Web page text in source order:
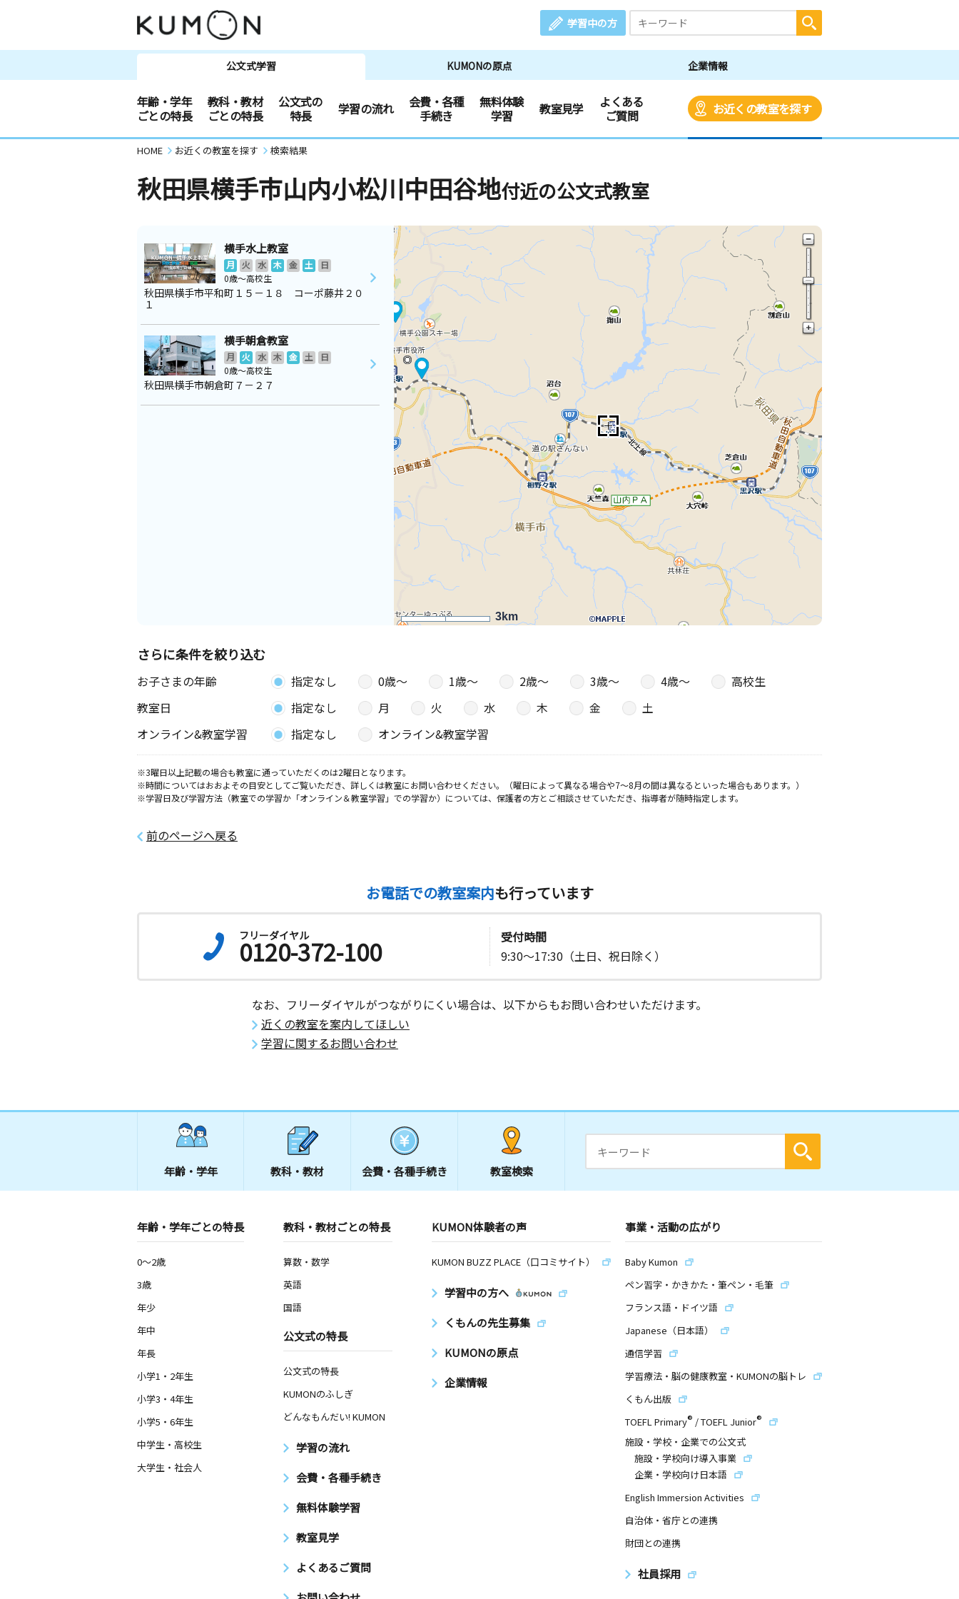
学習中の方
公文式学習 KUMONの原点 企業情報
年齢・学年
ごとの特長
教科・教材
ごとの特長
公文式の
特長
学習の流れ
会費・各種
手続き
無料体験
学習
教室見学
よくある
ご質問
お近くの教室を探す
HOME お近くの教室を探す 検索結果
秋田県横手市山内小松川中田谷地付近の公文式教室
3km
横手水上教室
月 火 水 木 金 土
日
0歳～高校生
秋田県横手市平和町１５－１８ コーポ藤井２０
１
横手朝倉教室
月 火 水 木 金 土
日
0歳～高校生
秋田県横手市朝倉町７－２７
さらに条件を絞り込む
お子さまの年齢 指定なし 0歳〜 1歳〜 2歳〜 3歳〜 4歳〜
高校生
教室日
指定なし 月 火 水 木 金
土
オンライン&教室学習
指定なし オンライン&教室学習
※3曜日以上記載の場合も教室に通っていただくのは2曜日となります。
※時間についてはおおよその目安としてご覧いただき、詳しくは教室にお問い合わせください。（曜日によって異なる場合や7～8月の間は異なるといった場合もあります。）
※学習日及び学習方法（教室での学習か「オンライン＆教室学習」での学習か）については、保護者の方とご相談させていただき、指導者が随時指定します。
前のページへ戻る
お電話での教室案内も行っています
フリーダイヤル
0120-372-100
受付時間
9:30～17:30（土日、祝日除く）
なお、フリーダイヤルがつながりにくい場合は、以下からもお問い合わせいただけます。
近くの教室を案内してほしい
学習に関するお問い合わせ
年齢・学年 教科・教材 会費・ 各種手続き 教室検索
年齢・学年ごとの特長
0～2歳
3歳
年少
年中
年長
小学1・2年生
小学3・4年生
小学5・6年生
中学生・高校生
大学生・社会人
教科・教材ごとの特長
算数・数学
英語
国語
公文式の特長
公文式の特長
KUMONのふしぎ
どんなもんだい! KUMON
学習の流れ
会費・各種手続き
無料体験学習
教室見学
よくあるご質問
KUMON体験者の声
KUMON BUZZ PLACE（口コミサイト）
学習中の方へ
くもんの先生募集
KUMONの原点
企業情報
事業・活動の広がり
Baby Kumon
ペン習字・かきかた・筆ペン・毛筆
フランス語・ドイツ語
Japanese（日本語）
通信学習
学習療法・脳の健康教室・KUMONの脳トレ
くもん出版
TOEFL Primary® /TOEFL Junior®
施設・学校・企業での公文式
施設・学校向け導入事業
企業・学校向け日本語
English Immersion Activities
自治体・省庁との連携
財団との連携
社員採用